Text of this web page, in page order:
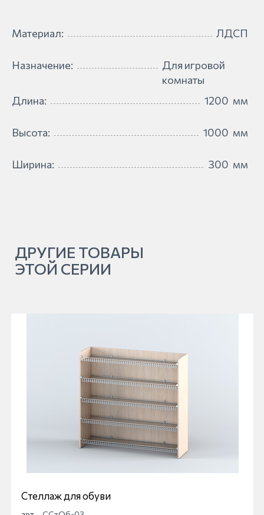
Материал: ЛДСП
Назначение:
Для игровой
комнаты
Длина:
1200 мм
Высота: 1000 мм
Ширина: 300 мм
ДРУГИЕ ТОВАРЫ
ЭТОЙ СЕРИИ
Стеллаж для обуви